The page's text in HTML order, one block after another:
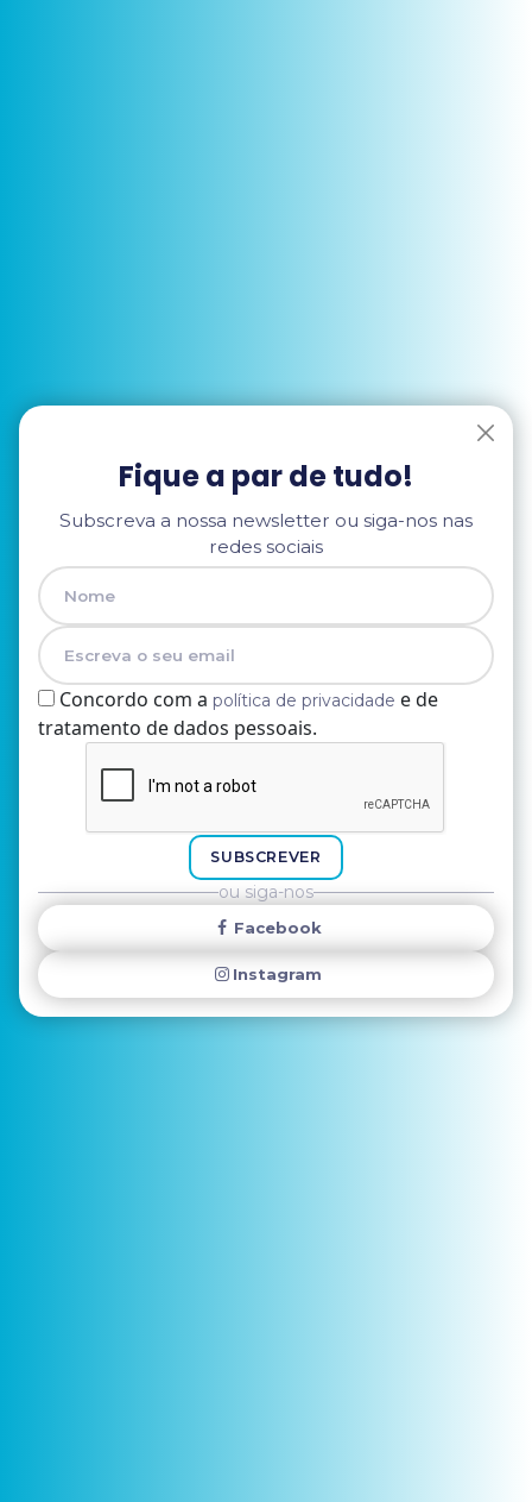
Fique a par de tudo!
Subscreva a nossa newsletter ou siga-nos nas
redes sociais
Nome
E-mail
Concordo com a política de privacidade e de
tratamento de dados pessoais.
SUBSCREVER
ou siga-nos
Facebook
Instagram